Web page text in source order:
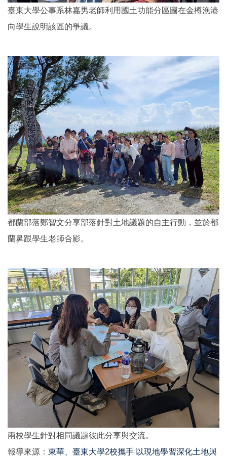
臺東大學公事系林嘉男老師利用國土功能分區圖在金樽漁港
向學生說明該區的爭議。
都蘭部落鄭智文分享部落針對土地議題的自主行動，並於都
蘭鼻跟學生老師合影。
兩校學生針對相同議題彼此分享與交流。
報導來源： 東華、臺東大學2校攜手 以現地學習深化土地與